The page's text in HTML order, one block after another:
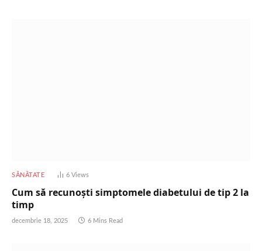
SĂNĂTATE 6Views
Cum să recunoști simptomele diabetului de tip 2 la
timp
decembrie 18, 2025 6 Mins Read